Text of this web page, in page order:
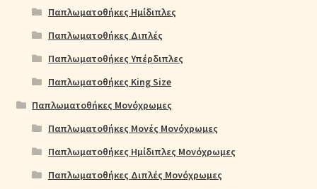
Παπλωματοθήκες Ημίδιπλες
Παπλωματοθήκες Διπλές
Παπλωματοθήκες Υπέρδιπλες
Παπλωματοθήκες King Size
Παπλωματοθήκες Μονόχρωμες
Παπλωματοθήκες Μονές Μονόχρωμες
Παπλωματοθήκες Ημίδιπλες Μονόχρωμες
Παπλωματοθήκες Διπλές Μονόχρωμες